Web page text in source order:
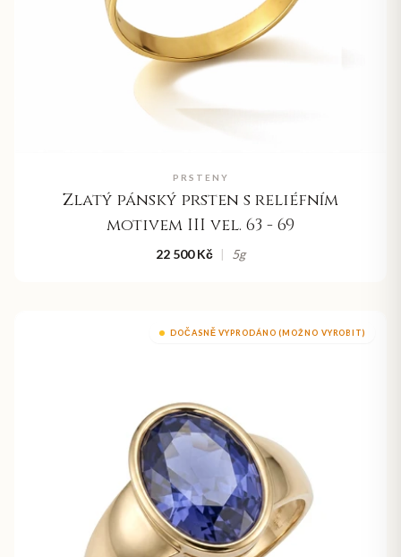
PRSTENY
Zlatý pánský prsten s reliéfním
motivem III vel. 63 - 69
22 500 Kč | 5g
DOČASNĚ VYPRODÁNO (MOŽNO VYROBIT)